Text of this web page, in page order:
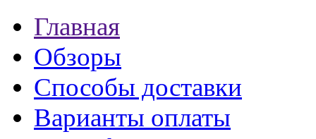
Главная
Обзоры
Способы доставки
Варианты оплаты